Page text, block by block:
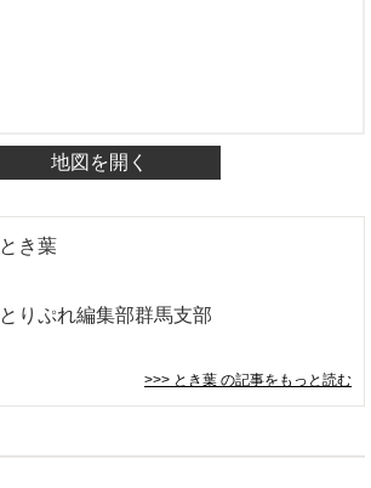
地図を開く
とき葉
とりぷれ編集部群馬支部
>>> とき葉 の記事をもっと読む